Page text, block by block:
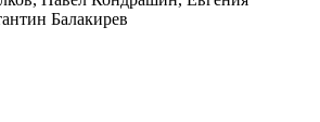
Балакирев